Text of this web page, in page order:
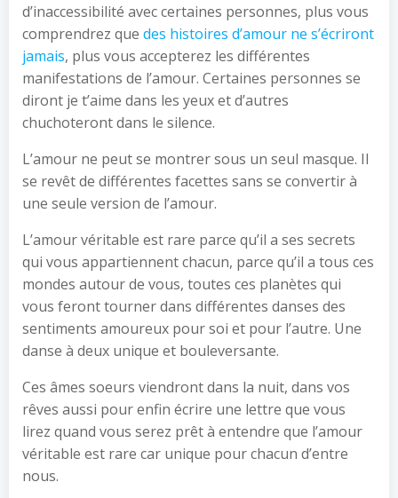
d’inaccessibilité avec certaines personnes, plus vous
comprendrez que des histoires d’amour ne s’écriront
jamais, plus vous accepterez les différentes
manifestations de l’amour. Certaines personnes se
diront je t’aime dans les yeux et d’autres
chuchoteront dans le silence.
L’amour ne peut se montrer sous un seul masque. Il
se revêt de différentes facettes sans se convertir à
une seule version de l’amour.
L’amour véritable est rare parce qu’il a ses secrets
qui vous appartiennent chacun, parce qu’il a tous ces
mondes autour de vous, toutes ces planètes qui
vous feront tourner dans différentes danses des
sentiments amoureux pour soi et pour l’autre. Une
danse à deux unique et bouleversante.
Ces âmes soeurs viendront dans la nuit, dans vos
rêves aussi pour enfin écrire une lettre que vous
lirez quand vous serez prêt à entendre que l’amour
véritable est rare car unique pour chacun d’entre
nous.